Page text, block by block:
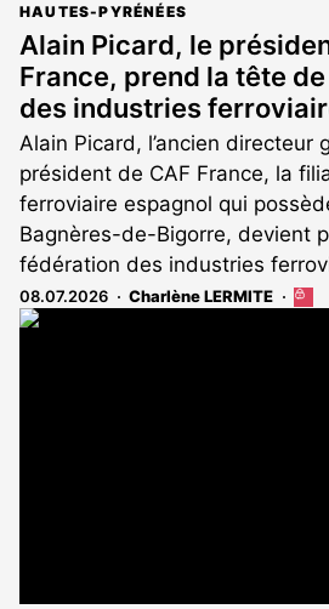
HAUTES-PYRÉNÉES
Alain Picard, le
France, prend la tête
des industries
Alain Picard, l’ancien directeur
président de CAF France, la
ferroviaire espagnol qui
Bagnères-de-Bigorre, devient
fédération des industries
08.07.2026 Charlène LERMITE
Cet